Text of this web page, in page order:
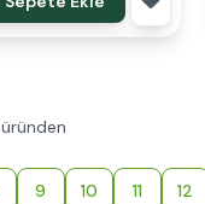
üründen
9 10 11 12